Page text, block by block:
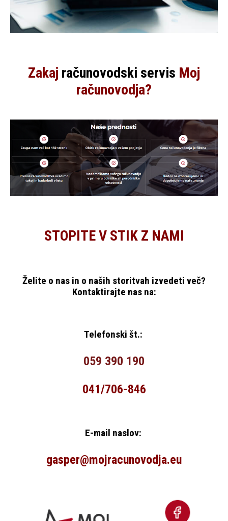
Zakaj računovodski servis Moj
računovodja?
STOPITE V STIK Z NAMI
Želite o nas in o naših storitvah izvedeti več?
Kontaktirajte nas na:
Telefonski št.:
059 390 190
041/706-846
E-mail naslov:
gasper@mojracunovodja.eu